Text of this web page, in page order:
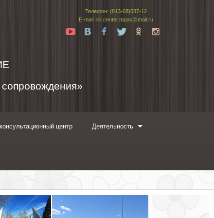
Телефон: (813-68)587-12
E-mail: kir.center.mpps@mail.ru
Yt
Tw
сопровождения»
центр Деятельность